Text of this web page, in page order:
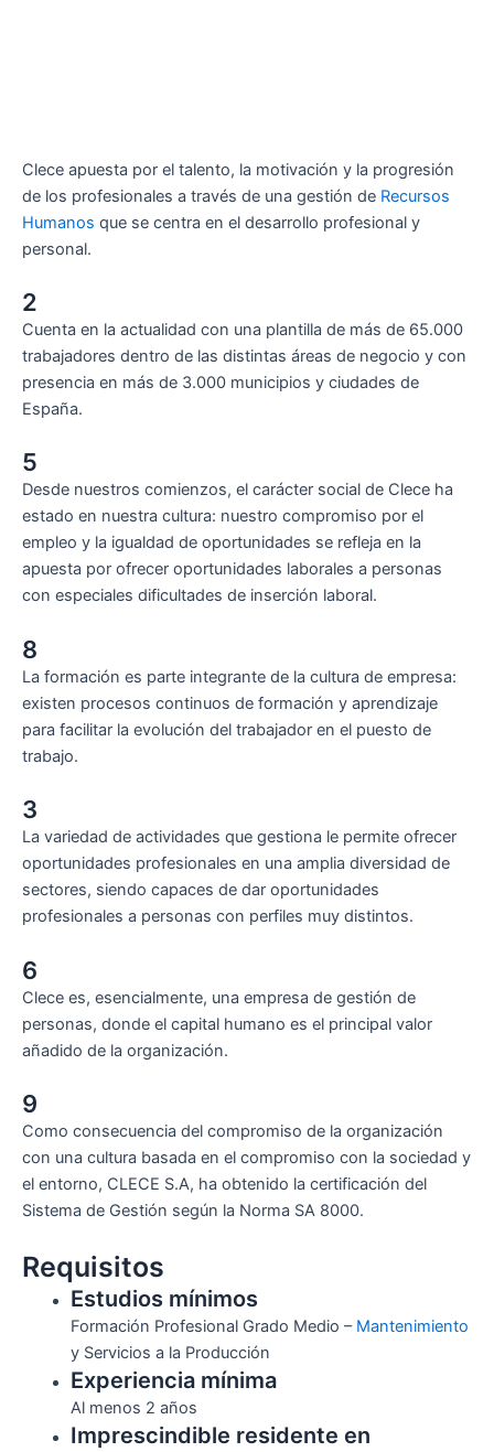
Clece apuesta por el talento, la motivación y la progresión
de los profesionales a través de una gestión de Recursos
Humanos que se centra en el desarrollo profesional y
personal.
2
Cuenta en la actualidad con una plantilla de más de 65.000
trabajadores dentro de las distintas áreas de negocio y con
presencia en más de 3.000 municipios y ciudades de
España.
5
Desde nuestros comienzos, el carácter social de Clece ha
estado en nuestra cultura: nuestro compromiso por el
empleo y la igualdad de oportunidades se refleja en la
apuesta por ofrecer oportunidades laborales a personas
con especiales dificultades de inserción laboral.
8
La formación es parte integrante de la cultura de empresa:
existen procesos continuos de formación y aprendizaje
para facilitar la evolución del trabajador en el puesto de
trabajo.
3
La variedad de actividades que gestiona le permite ofrecer
oportunidades profesionales en una amplia diversidad de
sectores, siendo capaces de dar oportunidades
profesionales a personas con perfiles muy distintos.
6
Clece es, esencialmente, una empresa de gestión de
personas, donde el capital humano es el principal valor
añadido de la organización.
9
Como consecuencia del compromiso de la organización
con una cultura basada en el compromiso con la sociedad y
el entorno, CLECE S.A, ha obtenido la certificación del
Sistema de Gestión según la Norma SA 8000.
Requisitos
Estudios mínimos
Formación Profesional Grado Medio – Mantenimiento
y Servicios a la Producción
Experiencia mínima
Al menos 2 años
Imprescindible residente en